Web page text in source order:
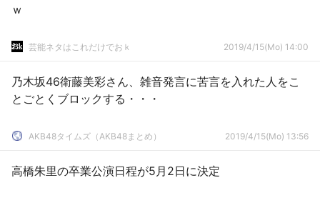
ｗ
芸能ネタはこれだけでおｋ 2019/4/15(Mo) 14:00
乃木坂46衛藤美彩さん、雑音発言に苦言を入れた人をこ
とごとくブロックする・・・
AKB48タイムズ（AKB48まとめ） 2019/4/15(Mo) 13:56
高橋朱里の卒業公演日程が5月2日に決定